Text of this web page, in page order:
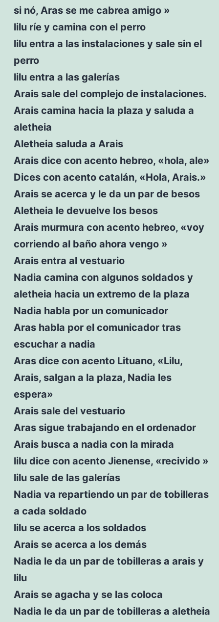
si nó, Aras se me cabrea amigo »
lilu ríe y camina con el perro
lilu entra a las instalaciones y sale sin el
perro
lilu entra a las galerías
Arais sale del complejo de instalaciones.
Arais camina hacia la plaza y saluda a
aletheia
Aletheia saluda a Arais
Arais dice con acento hebreo, «hola, ale»
Dices con acento catalán, «Hola, Arais.»
Arais se acerca y le da un par de besos
Aletheia le devuelve los besos
Arais murmura con acento hebreo, «voy
corriendo al baño ahora vengo »
Arais entra al vestuario
Nadia camina con algunos soldados y
aletheia hacia un extremo de la plaza
Nadia habla por un comunicador
Aras habla por el comunicador tras
escuchar a nadia
Aras dice con acento Lituano, «Lilu,
Arais, salgan a la plaza, Nadia les
espera»
Arais sale del vestuario
Aras sigue trabajando en el ordenador
Arais busca a nadia con la mirada
lilu dice con acento Jienense, «recivido »
lilu sale de las galerías
Nadia va repartiendo un par de tobilleras
a cada soldado
lilu se acerca a los soldados
Arais se acerca a los demás
Nadia le da un par de tobilleras a arais y
lilu
Arais se agacha y se las coloca
Nadia le da un par de tobilleras a aletheia